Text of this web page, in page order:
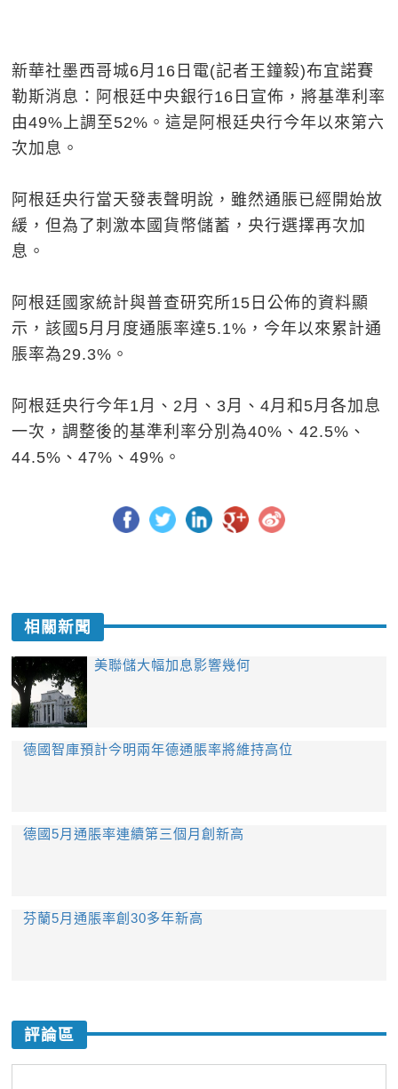
新華社墨西哥城6月16日電(記者王鐘毅)布宜諾賽
勒斯消息：阿根廷中央銀行16日宣佈，將基準利率
由49%上調至52%。這是阿根廷央行今年以來第六
次加息。
阿根廷央行當天發表聲明說，雖然通脹已經開始放
緩，但為了刺激本國貨幣儲蓄，央行選擇再次加
息。
阿根廷國家統計與普查研究所15日公佈的資料顯
示，該國5月月度通脹率達5.1%，今年以來累計通
脹率為29.3%。
阿根廷央行今年1月、2月、3月、4月和5月各加息
一次，調整後的基準利率分別為40%、42.5%、
44.5%、47%、49%。
相關新聞
美聯儲大幅加息影響幾何
德國智庫預計今明兩年德通脹率將維持高位
德國5月通脹率連續第三個月創新高
芬蘭5月通脹率創30多年新高
評論區